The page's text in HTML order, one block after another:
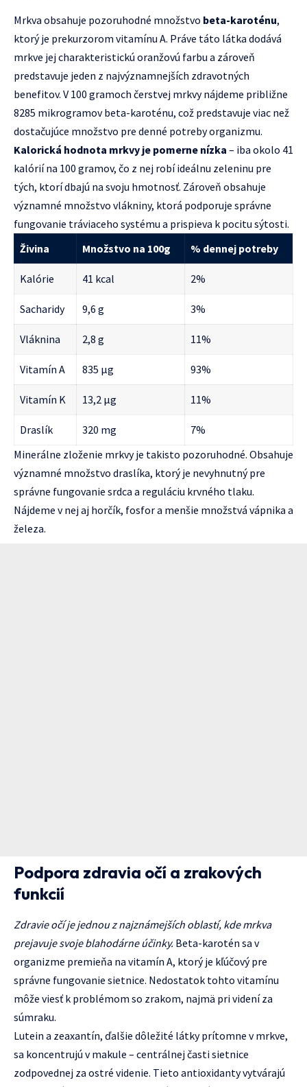
Mrkva obsahuje pozoruhodné množstvo beta-karoténu,
ktorý je prekurzorom vitamínu A. Práve táto látka dodává
mrkve jej charakteristickú oranžovú farbu a zároveň
predstavuje jeden z najvýznamnejších zdravotných
benefitov. V 100 gramoch čerstvej mrkvy nájdeme približne
8285 mikrogramov beta-karoténu, což predstavuje viac než
dostačujúce množstvo pre denné potreby organizmu.
Kalorická hodnota mrkvy je pomerne nízka – iba okolo 41
kalórií na 100 gramov, čo z nej robí ideálnu zeleninu pre
tých, ktorí dbajú na svoju hmotnosť. Zároveň obsahuje
významné množstvo vlákniny, ktorá podporuje správne
fungovanie tráviaceho systému a prispieva k pocitu sýtosti.
Živina
Množstvo na 100g % dennej potreby
Kalórie 41 kcal 2%
Sacharidy 9,6 g 3%
Vláknina 2,8 g 11%
Vitamín A 835 µg 93%
Vitamín K 13,2 µg 11%
Draslík 320 mg
7%
Minerálne zloženie mrkvy je takisto pozoruhodné. Obsahuje
významné množstvo draslíka, ktorý je nevyhnutný pre
správne fungovanie srdca a reguláciu krvného tlaku.
Nájdeme v nej aj horčík, fosfor a menšie množstvá vápnika a
železa.
Podpora zdravia očí a zrakových
funkcií
Zdravie očí je jednou z najznámejších oblastí, kde mrkva
prejavuje svoje blahodárne účinky. Beta-karotén sa v
organizme premieňa na vitamín A, ktorý je kľúčový pre
správne fungovanie sietnice. Nedostatok tohto vitamínu
môže viesť k problémom so zrakom, najmä pri videní za
súmraku.
Lutein a zeaxantín, ďalšie dôležité látky prítomne v mrkve,
sa koncentrujú v makule – centrálnej časti sietnice
zodpovednej za ostré videnie. Tieto antioxidanty vytvárajú